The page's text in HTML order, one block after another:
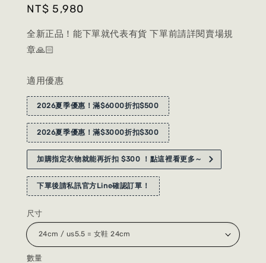
Regular
NT$ 5,980
全新正品！能下單就代表有貨 下單前請詳閱賣場規
章🙏🏻
適用優惠
2026夏季優惠！滿$6000折扣$500
2026夏季優惠！滿$3000折扣$300
加購指定衣物就能再折扣 $300 ！點這裡看更多～
下單後請私訊官方Line確認訂單！
尺寸
數量